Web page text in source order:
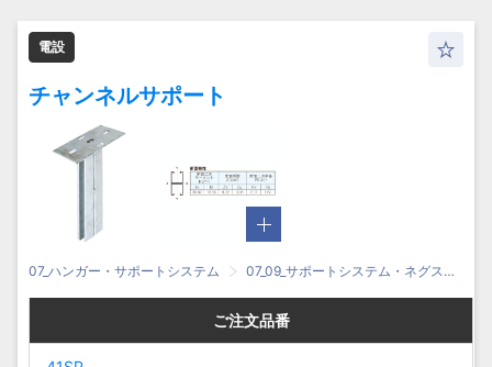
電設
チャンネルサポート
07_ハンガー・サポートシステム 07_09_サポートシステム・ネグストラット
ご注文品番
ご注文品番